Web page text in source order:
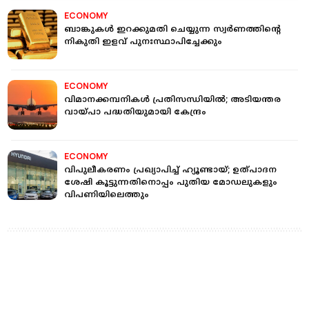
ECONOMY
ബാങ്കുകള്‍ ഇറക്കുമതി ചെയ്യുന്ന സ്വര്‍ണത്തിന്റെ
നികുതി ഇളവ് പുനഃസ്ഥാപിച്ചേക്കും
ECONOMY
വിമാനക്കമ്പനികള്‍ പ്രതിസന്ധിയില്‍; അടിയന്തര
വായ്പാ പദ്ധതിയുമായി കേന്ദ്രം
ECONOMY
വിപുലീകരണം പ്രഖ്യാപിച്ച് ഹ്യൂണ്ടായ്; ഉത്പാദന
ശേഷി കൂട്ടുന്നതിനൊപ്പം പുതിയ മോഡലുകളും
വിപണിയിലെത്തും